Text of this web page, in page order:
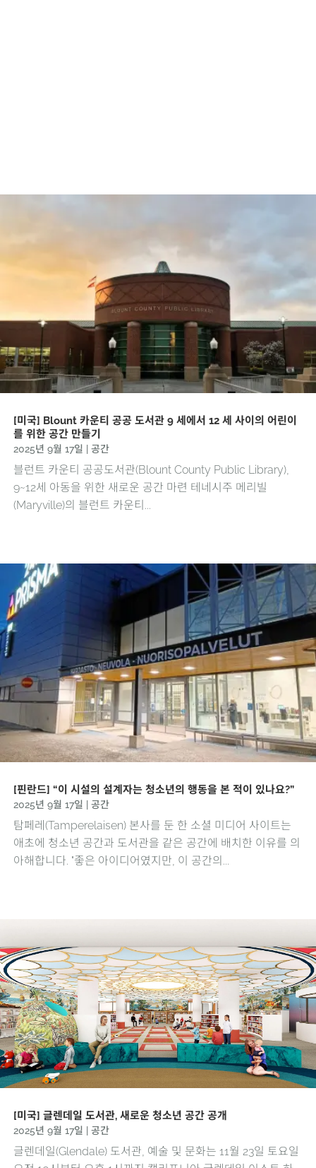
[미국] Blount 카운티 공공 도서관 9 세에서 12 세 사이의 어린이
를 위한 공간 만들기
2025년 9월 17일 공간
블런트 카운티 공공도서관(Blount County Public Library),
9~12세 아동을 위한 새로운 공간 마련 테네시주 메리빌
(Maryville)의 블런트 카운티...
[핀란드] “이 시설의 설계자는 청소년의 행동을 본 적이 있나요?”
2025년 9월 17일 공간
탐페레(Tamperelaisen) 본사를 둔 한 소셜 미디어 사이트는
애초에 청소년 공간과 도서관을 같은 공간에 배치한 이유를 의
아해합니다. "좋은 아이디어였지만, 이 공간의...
[미국] 글렌데일 도서관, 새로운 청소년 공간 공개
2025년 9월 17일 공간
글렌데일(Glendale) 도서관, 예술 및 문화는 11월 23일 토요일